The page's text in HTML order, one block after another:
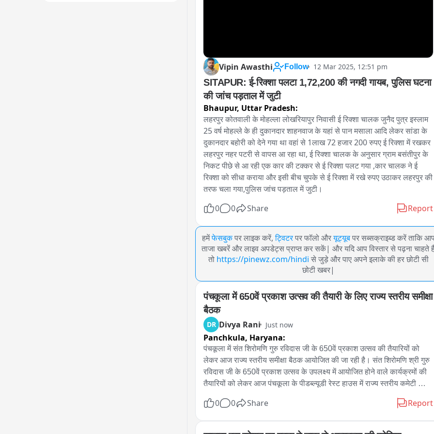
Vipin Awasthi Follow 12 Mar 2025, 12:51 pm
SITAPUR: ई-रिक्शा पलटा 1,72,200 की नगदी गायब, पुलिस घटना
की जांच पड़ताल में जुटी
Bhaupur, Uttar Pradesh:
लहरपुर कोतवाली के मोहल्ला लोखरियापुर निवासी ई रिक्शा चालक जुनैद पुत्र इस्लाम
25 वर्ष मोहल्ले के ही दुकानदार शाहनवाज के यहां से पान मसाला आदि लेकर सांडा के
दुकानदार बहोरी को देने गया था वहां से 1लाख 72 हजार 200 रुपए ई रिक्शा में रखकर
लहरपुर नहर पटरी से वापस आ रहा था, ई रिक्शा चालक के अनुसार ग्राम बसंतीपुर के
निकट पीछे से आ रही एक कार की टक्कर से ई रिक्शा पलट गया ,कार चालक ने ई
रिक्शा को सीधा कराया और इसी बीच चुपके से ई रिक्शा में रखे रुपए उठाकर लहरपुर की
तरफ चला गया,पुलिस जांच पड़ताल में जुटी।
0
0 Share Report
हमेंफेसबुक पर लाइक करें, ट्विटर पर फॉलो औरयूट्यूब पर सब्सक्राइब्ड करें ताकि
ताजा खबरें और लाइव अपडेट्स प्राप्त कर सकें| और यदि आप विस्तार से पढ़ना चाहते
तो https://pinewz.com/hindi से जुड़े और पाए अपने इलाके की हर छोटी सी
छोटी खबर|
पंचकूला में 650वें प्रकाश उत्सव की तैयारी के लिए राज्य स्तरीय समीक्षा
बैठक
DR Divya Rani Just now
Panchkula, Haryana:
पंचकूला में संत शिरोमणि गुरु रविदास जी के 650वें प्रकाश उत्सव की तैयारियों को
लेकर आज राज्य स्तरीय समीक्षा बैठक आयोजित की जा रही है। संत शिरोमणि श्री गुरु
रविदास जी के 650वें प्रकाश उत्सव के उपलक्ष्य में आयोजित होने वाले कार्यक्रमों की
तैयारियों को लेकर आज पंचकूला के पीडब्ल्यूडी रेस्ट हाउस में राज्य स्तरीय कमेटी की
सिंह सैनी करेंगे। बैठक में संत शिरोमणि गुरु रविदास जी के 650वें प्रकाश उत्सव के
की विस्तार से समीक्षा की जाएगी। कार्यक्रम को भव्य और सुव्यवस्थित ढंग से आयोजित
0 0 Share Report